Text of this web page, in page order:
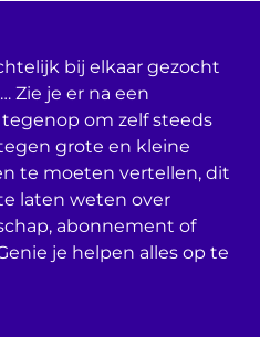
bij elkaar gezocht
Zie je er na een
om zelf steeds
grote en kleine
te moeten vertellen, dit
laten weten over
abonnement of
je helpen alles op te